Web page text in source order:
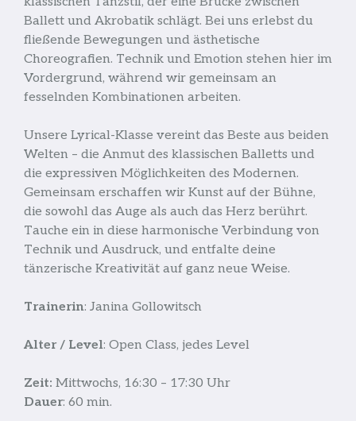
Ballett und Akrobatik schlägt. Bei uns erlebst du
fließende Bewegungen und ästhetische
Choreografien. Technik und Emotion stehen hier im
Vordergrund, während wir gemeinsam an
fesselnden Kombinationen arbeiten.
Unsere Lyrical-Klasse vereint das Beste aus beiden
Welten – die Anmut des klassischen Balletts und
die expressiven Möglichkeiten des Modernen.
Gemeinsam erschaffen wir Kunst auf der Bühne,
die sowohl das Auge als auch das Herz berührt.
Tauche ein in diese harmonische Verbindung von
Technik und Ausdruck, und entfalte deine
tänzerische Kreativität auf ganz neue Weise.
Trainerin: Janina Gollowitsch
Alter / Level: Open Class, jedes Level
Zeit: Mittwochs, 16:30 – 17:30 Uhr
Dauer: 60 min.